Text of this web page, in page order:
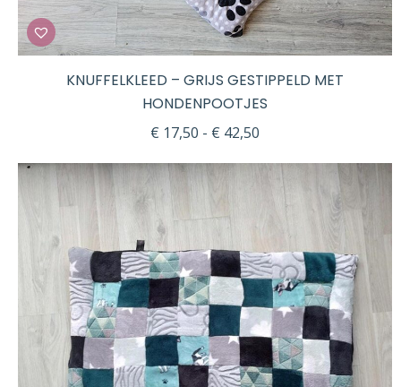
KNUFFELKLEED – GRIJS GESTIPPELD MET
HONDENPOOTJES
€ 17,50 - € 42,50
tot
€ 42,50